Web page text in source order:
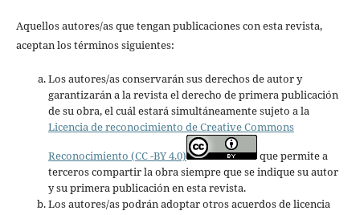
Aquellos autores/as que tengan publicaciones con esta revista,
aceptan los términos siguientes:
Los autores/as conservarán sus derechos de autor y
garantizarán a la revista el derecho de primera publicación
de su obra, el cuál estará simultáneamente sujeto a la
Licencia de reconocimiento de Creative Commons
Reconocimiento (CC -BY 4.0)
que permite a
terceros compartir la obra siempre que se indique su autor
y su primera publicación en esta revista.
Los autores/as podrán adoptar otros acuerdos de licencia